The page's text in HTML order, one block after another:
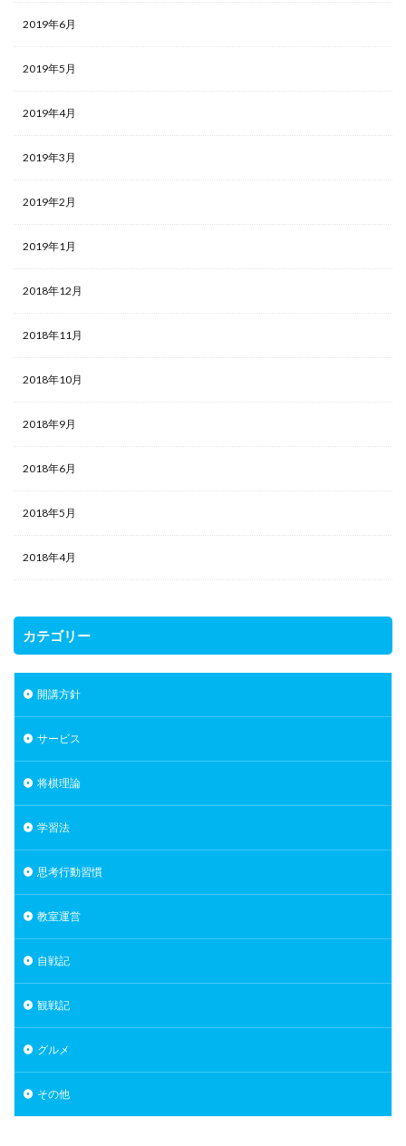
2019年6月
2019年5月
2019年4月
2019年3月
2019年2月
2019年1月
2018年12月
2018年11月
2018年10月
2018年9月
2018年6月
2018年5月
2018年4月
カテゴリー
開講方針
サービス
将棋理論
学習法
思考行動習慣
教室運営
自戦記
観戦記
グルメ
その他